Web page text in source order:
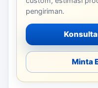
pengiriman.
Minta